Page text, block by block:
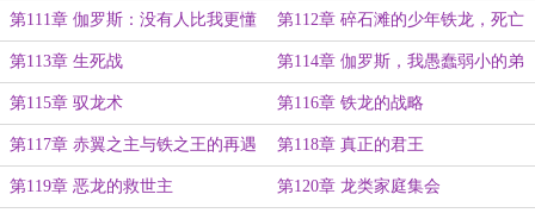
第111章 伽罗斯：没有人比我更懂
恶龙
第112章 碎石滩的少年铁龙，死亡
之翼
第113章 生死战 第114章 伽罗斯，我愚蠢弱小的弟
弟啊
第115章 驭龙术 第116章 铁龙的战略
第117章 赤翼之主与铁之王的再遇 第118章 真正的君王
第119章 恶龙的救世主 第120章 龙类家庭集会